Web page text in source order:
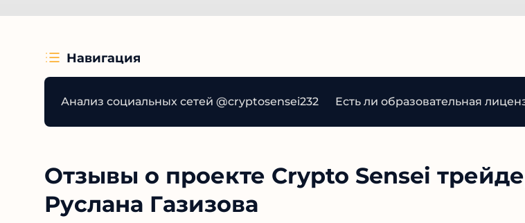
Навигация
Анализ социальных сетей @cryptosensei232 Есть ли образовательная
Отзывы о проекте Crypto Sensei
Руслана Газизова